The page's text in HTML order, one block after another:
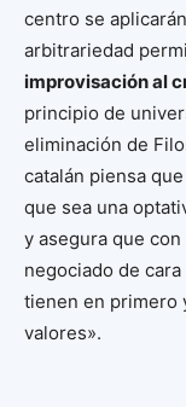
centro se
arbitrariedad
improvisación al
principio de
eliminación de
catalán piensa
que sea una
y asegura que
negociado de
tienen en primero
valores».